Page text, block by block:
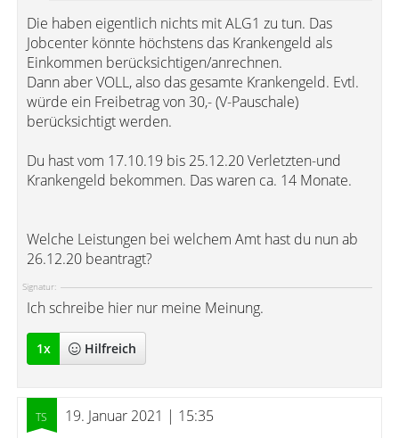
Die haben eigentlich nichts mit ALG1 zu tun. Das
Jobcenter könnte höchstens das Krankengeld als
Einkommen berücksichtigen/anrechnen.
Dann aber VOLL, also das gesamte Krankengeld. Evtl.
würde ein Freibetrag von 30,- (V-Pauschale)
berücksichtigt werden.
Du hast vom 17.10.19 bis 25.12.20 Verletzten-und
Krankengeld bekommen. Das waren ca. 14 Monate.
Welche Leistungen bei welchem Amt hast du nun ab
26.12.20 beantragt?
Signatur:
Ich schreibe hier nur meine Meinung.
1x Hilfreich
19. Januar 2021 | 15:35